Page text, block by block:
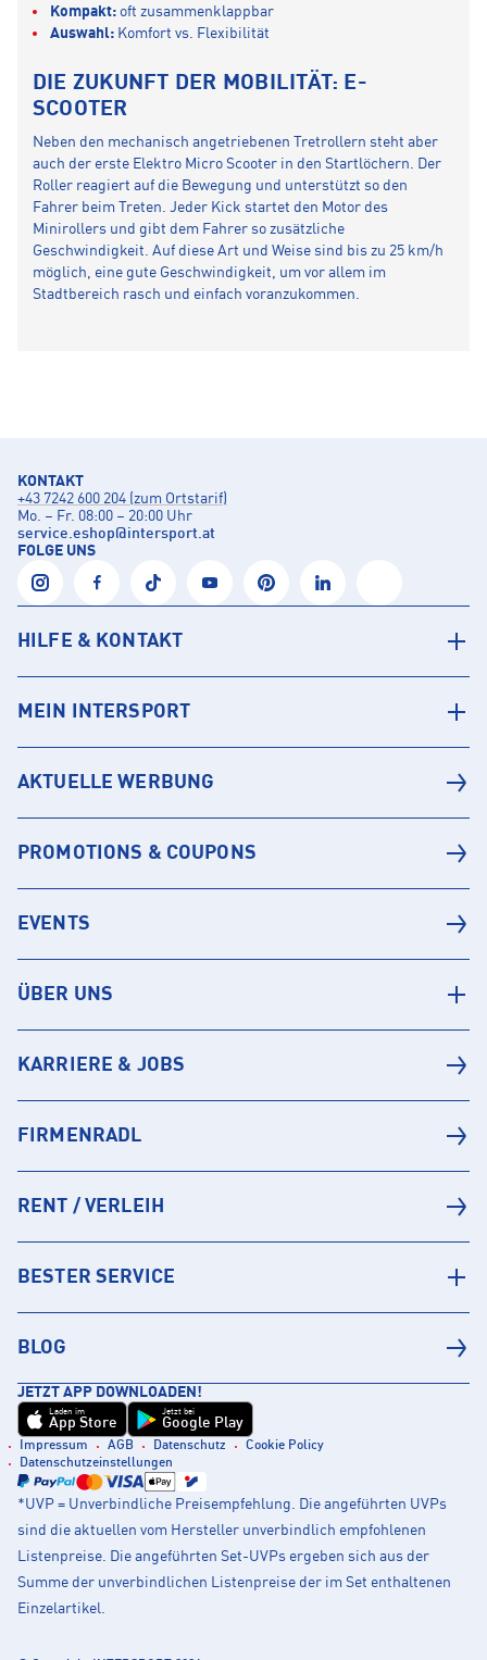
Kompakt: oft zusammenklappbar
Auswahl: Komfort vs. Flexibilität
DIE ZUKUNFT DER MOBILITÄT: E-
SCOOTER
Neben den mechanisch angetriebenen Tretrollern steht aber
auch der erste Elektro Micro Scooter in den Startlöchern. Der
Roller reagiert auf die Bewegung und unterstützt so den
Fahrer beim Treten. Jeder Kick startet den Motor des
Minirollers und gibt dem Fahrer so zusätzliche
Geschwindigkeit. Auf diese Art und Weise sind bis zu 25 km/h
möglich, eine gute Geschwindigkeit, um vor allem im
Stadtbereich rasch und einfach voranzukommen.
KONTAKT
+43 7242 600 204 (zum Ortstarif)
Mo. – Fr. 08:00 – 20:00 Uhr
service.eshop@intersport.at
FOLGE UNS
HILFE & KONTAKT
MEIN INTERSPORT
AKTUELLE WERBUNG
PROMOTIONS & COUPONS
EVENTS
ÜBER UNS
KARRIERE & JOBS
FIRMENRADL
RENT / VERLEIH
BESTER SERVICE
BLOG
JETZT APP DOWNLOADEN!
Laden im
App Store
Jetzt bei
Google Play
Impressum AGB Datenschutz
Cookie Policy
Datenschutzeinstellungen
*UVP = Unverbindliche Preisempfehlung. Die angeführten UVPs
sind die aktuellen vom Hersteller unverbindlich empfohlenen
Listenpreise. Die angeführten Set-UVPs ergeben sich aus der
Summe der unverbindlichen Listenpreise der im Set enthaltenen
Einzelartikel.